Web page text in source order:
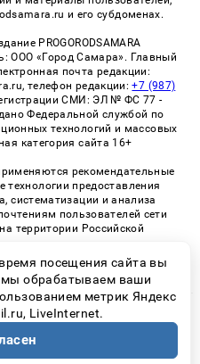
и его субдоменах.
PROGORODSAMARA
ООО «Город Самара». Главный
почта редакции:
телефон редакции:+7 (987)
СМИ: ЭЛ № ФС 77 -
Федеральной службой по
технологий и массовых
категория сайта 16+
рекомендательные
предоставления
систематизации и анализа
пользователей сети
территории Российской
рекомендательных
обменной сети
«СМИ2» (PDF)
| Все права защищены
сайта 16+
посещения сайта вы
мы обрабатываем ваши
метрик Яндекс
LiveInternet.